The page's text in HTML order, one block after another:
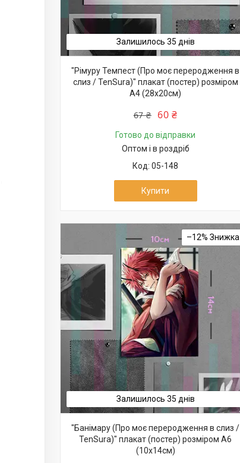
Залишилось 35 днів
"Рімуру Темпест (Про моє переродження в
слиз / TenSura)" плакат (постер) розміром
А4 (28х20см)
67 ₴ 60 ₴
Готово до відправки
Оптом і в роздріб
05-148
Купити
–12%
Залишилось 35 днів
"Банімару (Про моє переродження в слиз /
TenSura)" плакат (постер) розміром А6
(10х14см)